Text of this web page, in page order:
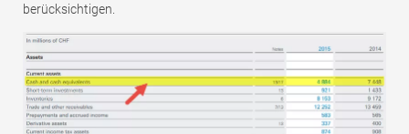
berücksichtigen.